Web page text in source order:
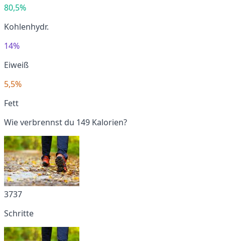
80,5%
Kohlenhydr.
14%
Eiweiß
5,5%
Fett
Wie verbrennst du 149 Kalorien?
3737
Schritte